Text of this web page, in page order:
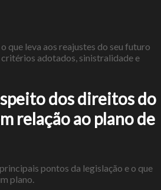
que leva aos reajustes do seu futuro
critérios adotados, sinistralidade e
dos direitos do
relação ao plano de
pontos da legislação e o que
plano.